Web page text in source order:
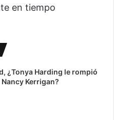
en tiempo
¿Tonya Harding le rompió
Kerrigan?